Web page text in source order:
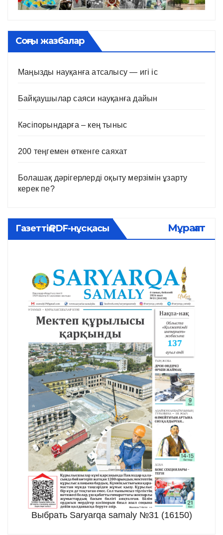
Соңғы жазбалар
Маңызды науқанға атсалысу — игі іс
Байқаушылар саяси науқанға дайын
Кәсіпорындарға – кең тыныс
200 теңгемен өткенге саяхат
Болашақ дәрігерлерді оқыту мерзімін ұзарту
керек пе?
Газеттің PDF-нұсқасы Мұрағат
Выбрать Saryarqa samaly №31 (16150)